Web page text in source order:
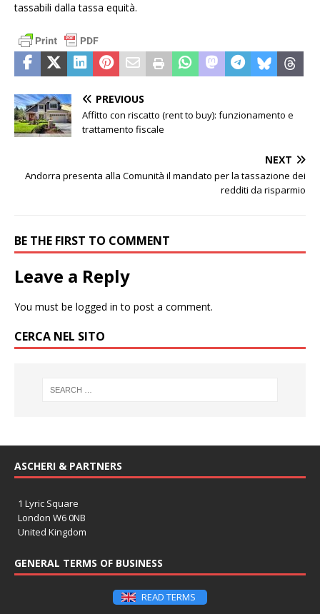
tassabili dalla tassa equità.
PREVIOUS
Affitto con riscatto (rent to buy): funzionamento e
trattamento fiscale
NEXT
Andorra presenta alla Comunità il mandato per la tassazione dei
redditi da risparmio
BE THE FIRST TO COMMENT
Leave a Reply
You must be logged in to post a comment.
CERCA NEL SITO
ASCHERI & PARTNERS
1 Lyric Square
London W6 0NB
United Kingdom
GENERAL TERMS OF BUSINESS
READ TERMS